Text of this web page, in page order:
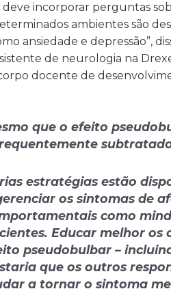
incorporar perguntas
ambientes são
ansiedade e depressão”,
de neurologia na
docente de
que o efeito
estratégias estão
os sintomas de
como
Educar melhor os
pseudobulbar –
que os outros
a tornar o sintoma